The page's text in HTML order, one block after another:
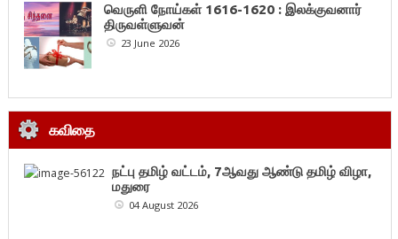
வெருளி நோய்கள் 1616-1620 : இலக்குவனார்
திருவள்ளுவன்
23 June 2026
கவிதை
நட்பு தமிழ் வட்டம், 7ஆவது ஆண்டு தமிழ் விழா,
மதுரை
04 August 2026